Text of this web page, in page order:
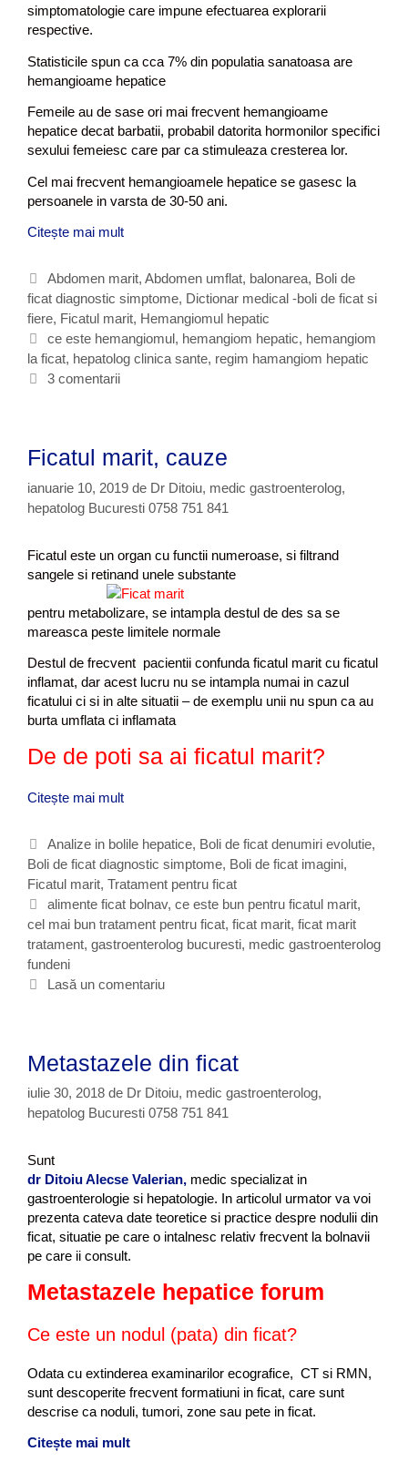
simptomatologie care impune efectuarea explorarii
respective.
Statisticile spun ca cca 7% din populatia sanatoasa are
hemangioame hepatice
Femeile au de sase ori mai frecvent hemangioame
hepatice decat barbatii, probabil datorita hormonilor specifici
sexului femeiesc care par ca stimuleaza cresterea lor.
Cel mai frecvent hemangioamele hepatice se gasesc la
persoanele in varsta de 30-50 ani.
Citește mai mult
t
e
h
e
i
o
d
i
n
f
a
t
,
d
e
c
a
r
e
,
s
i
,
d
i
o
s
i
c
C
a
t
e
g
o
Abdomen marit, Abdomen umflat, balonarea, Boli de
ficat diagnostic simptome, Dictionar medical -boli de ficat si
fiere, Ficatul marit, Hemangiomul hepatic
E
t
i
t
ce este hemangiomul, hemangiom hepatic, hemangiom
la ficat, hepatolog clinica sante, regim hamangiom hepatic
3 comentarii
Ficatul marit, cauze
ianuarie 10, 2019 de Dr Ditoiu, medic gastroenterolog,
hepatolog Bucuresti 0758 751 841
Ficatul este un organ cu functii numeroase, si filtrand
sangele si retinand unele substante
pentru metabolizare, se intampla destul de des sa se
mareasca peste limitele normale
Destul de frecvent pacientii confunda ficatul marit cu ficatul
inflamat, dar acest lucru nu se intampla numai in cazul
ficatului ci si in alte situatii – de exemplu unii nu spun ca au
burta umflata ci inflamata
De de poti sa ai ficatul marit?
Citește mai mult
c
t
u
l
m
a
i
a
u
e
C
a
t
e
g
o
r
i
Analize in bolile hepatice, Boli de ficat denumiri evolutie,
Boli de ficat diagnostic simptome, Boli de ficat imagini,
Ficatul marit, Tratament pentru ficat
E
t
i
c
h
alimente ficat bolnav, ce este bun pentru ficatul marit,
cel mai bun tratament pentru ficat, ficat marit, ficat marit
tratament, gastroenterolog bucuresti, medic gastroenterolog
fundeni
Lasă un comentariu
Metastazele din ficat
iulie 30, 2018 de Dr Ditoiu, medic gastroenterolog,
hepatolog Bucuresti 0758 751 841
Sunt
dr Ditoiu Alecse Valerian, medic specializat in
gastroenterologie si hepatologie. In articolul urmator va voi
prezenta cateva date teoretice si practice despre nodulii din
ficat, situatie pe care o intalnesc relativ frecvent la bolnavii
pe care ii consult.
Metastazele hepatice forum
Ce este un nodul (pata) din ficat?
Odata cu extinderea examinarilor ecografice, CT si RMN,
sunt descoperite frecvent formatiuni in ficat, care sunt
descrise ca noduli, tumori, zone sau pete in ficat.
Citește mai mult